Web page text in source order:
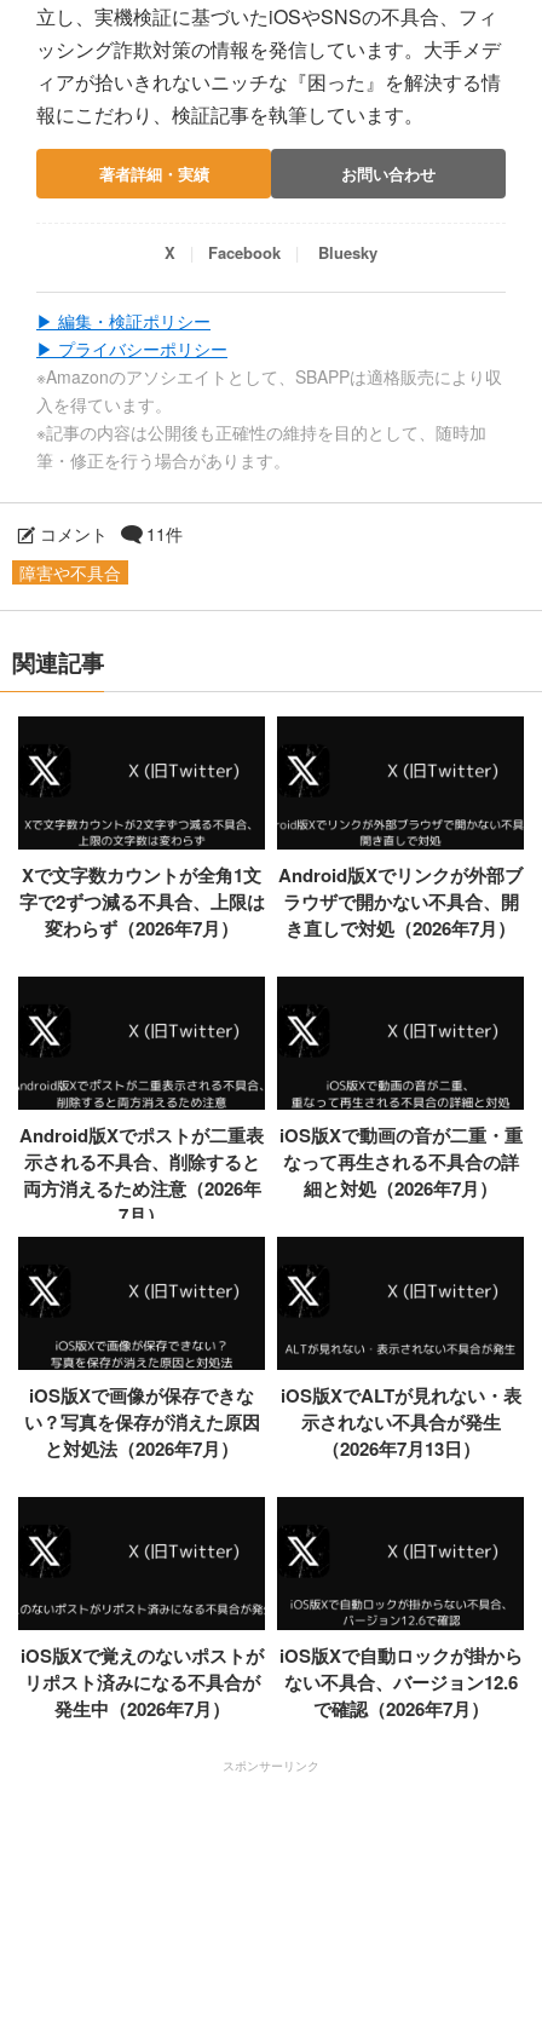
立し、実機検証に基づいたiOSやSNSの不具合、フィ
ッシング詐欺対策の情報を発信しています。大手メデ
ィアが拾いきれないニッチな『困った』を解決する情
報にこだわり、検証記事を執筆しています。
著者詳細・実績 お問い合わせ
X Facebook Bluesky
▶ 編集・検証ポリシー
▶ プライバシーポリシー
※Amazonのアソシエイトとして、SBAPPは適格販売により収
入を得ています。
※記事の内容は公開後も正確性の維持を目的として、随時加
筆・修正を行う場合があります。
コメント
11件
障害や不具合
関連記事
Xで文字数カウントが全角1文
字で2ずつ減る不具合、上限は
変わらず（2026年7月）
Android版Xでリンクが外部ブ
ラウザで開かない不具合、開
き直しで対処（2026年7月）
Android版Xでポストが二重表
示される不具合、削除すると
両方消えるため注意（2026年
7月）
iOS版Xで動画の音が二重・重
なって再生される不具合の詳
細と対処（2026年7月）
iOS版Xで画像が保存できな
い？写真を保存が消えた原因
と対処法（2026年7月）
iOS版XでALTが見れない・表
示されない不具合が発生
（2026年7月13日）
iOS版Xで覚えのないポストが
リポスト済みになる不具合が
発生中（2026年7月）
iOS版Xで自動ロックが掛から
ない不具合、バージョン12.6
で確認（2026年7月）
スポンサーリンク